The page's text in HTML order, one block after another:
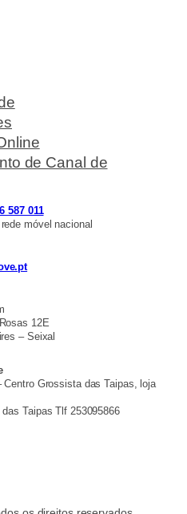
de Canal de
587 011
móvel nacional
12E
– Seixal
Centro Grossista das Taipas, loja
Taipas Tlf 253095866